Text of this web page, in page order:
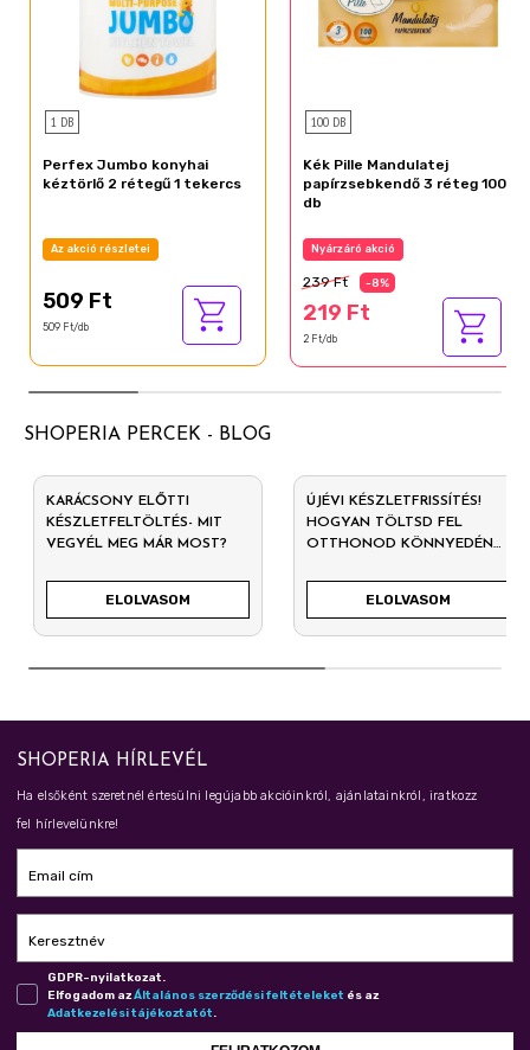
1 DB
Perfex Jumbo konyhai
kéztörlő 2 rétegű 1 tekercs
Az akció részletei
509 Ft
509 Ft/db
100 DB
Kék Pille Mandulatej
papírzsebkendő 3 réteg 100
db
Nyárzáró akció
239 Ft -8%
219 Ft
2 Ft/db
SHOPERIA PERCEK - BLOG
KARÁCSONY ELŐTTI
KÉSZLETFELTÖLTÉS- MIT
VEGYÉL MEG MÁR MOST?
ELOLVASOM
ÚJÉVI KÉSZLETFRISSÍTÉS!
HOGYAN TÖLTSD FEL
OTTHONOD KÖNNYEDÉN
ELOLVASOM
SHOPERIA HÍRLEVÉL
Ha elsőként szeretnél értesülni legújabb akcióinkról, ajánlatainkról, iratkozz
fel hírlevelünkre!
Email cím
Keresztnév
GDPR-nyilatkozat.
Elfogadom azÁl­ta­lá­nos szer­ző­dé­si fel­té­te­le­ket és az
Adat­ke­ze­lé­si tá­jé­koz­ta­tót.